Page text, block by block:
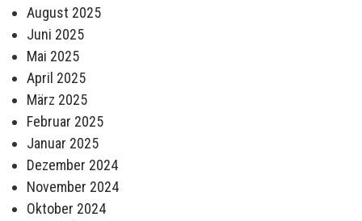
August 2025
Juni 2025
Mai 2025
April 2025
März 2025
Februar 2025
Januar 2025
Dezember 2024
November 2024
Oktober 2024